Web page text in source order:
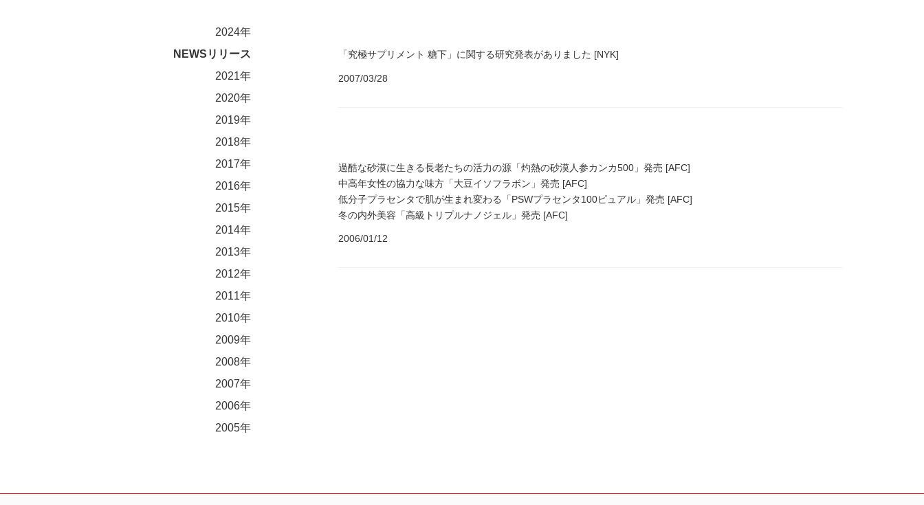
「究極サプリメント 糖下」に関する研究発表がありました [NYK]
2007/03/28
過酷な砂漠に生きる長老たちの活力の源「灼熱の砂漠人参カンカ500」発売 [AFC]
中高年女性の協力な味方「大豆イソフラボン」発売 [AFC]
低分子プラセンタで肌が生まれ変わる「PSWプラセンタ100ピュアル」発売 [AFC]
冬の内外美容「高級トリプルナノジェル」発売 [AFC]
2006/01/12
2024年
NEWSリリース
2021年
2020年
2019年
2018年
2017年
2016年
2015年
2014年
2013年
2012年
2011年
2010年
2009年
2008年
2007年
2006年
2005年